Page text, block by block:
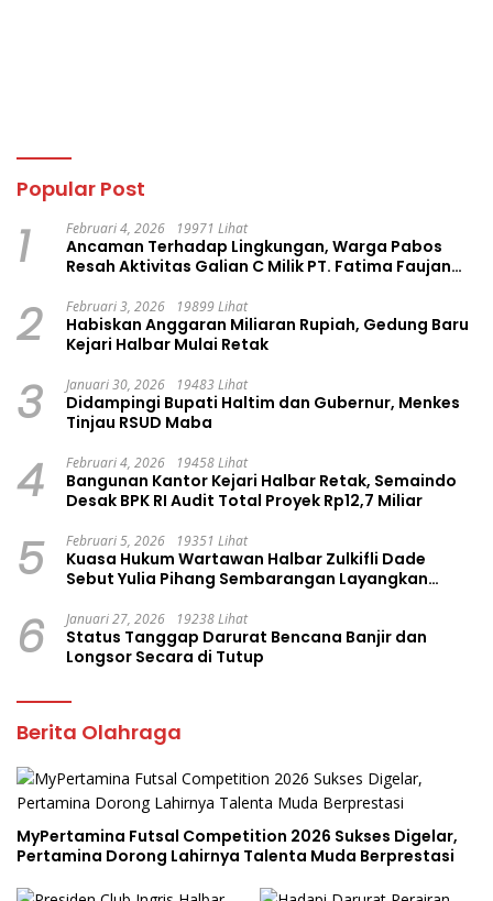
Popular Post
1 Februari 4, 2026 19971 Lihat
Ancaman Terhadap Lingkungan, Warga Pabos
Resah Aktivitas Galian C Milik PT. Fatima Faujan
2 Februari 3, 2026 19899 Lihat
Habiskan Anggaran Miliaran Rupiah, Gedung Baru
Kejari Halbar Mulai Retak
3 Januari 30, 2026 19483 Lihat
Didampingi Bupati Haltim dan Gubernur, Menkes
Tinjau RSUD Maba
4 Februari 4, 2026 19458 Lihat
Bangunan Kantor Kejari Halbar Retak, Semaindo
Desak BPK RI Audit Total Proyek Rp12,7 Miliar
5 Februari 5, 2026 19351 Lihat
Kuasa Hukum Wartawan Halbar Zulkifli Dade
Sebut Yulia Pihang Sembarangan Layangkan
6 Januari 27, 2026 19238 Lihat
Status Tanggap Darurat Bencana Banjir dan
Longsor Secara di Tutup
Berita Olahraga
MyPertamina Futsal Competition 2026 Sukses Digelar,
Pertamina Dorong Lahirnya Talenta Muda Berprestasi